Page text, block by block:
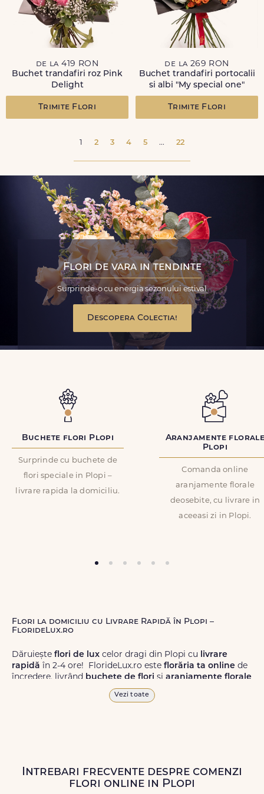
de la 419 RON
Buchet trandafiri roz Pink
Delight
Trimite Flori
de la 269 RON
Buchet trandafiri portocalii
si albi "My special one"
Trimite Flori
1 2 3 4 5 ... 22
Flori de vara in tendinte
Surprinde-o cu energia sezonului estival
Descopera Colectia!
Buchete flori Plopi
Surprinde cu buchete de
flori speciale in Plopi –
livrare rapida la domiciliu.
Aranjamente
Plopi
Comanda online
aranjamente florale
deosebite, cu livrare in
aceeasi zi in Plopi.
Flori la domiciliu cu Livrare Rapidă în Plopi –
FlorideLux.ro
Dăruiește flori de lux celor dragi din Plopi cu livrare
rapidă în 2-4 ore! FlorideLux.ro este florăria ta online de
încredere, livrând buchete de flori și aranjamente florale
de calitate superioară în Plopi și în toată România.
Livrăm buchete de florichiar și în weekend, pentru ca tu
să poți adresa un gest frumos atunci când ai nevoie.
Vezi toate
Intrebari frecvente despre comenzi
flori online in Plopi